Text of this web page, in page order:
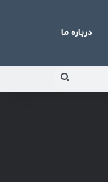
درباره ما